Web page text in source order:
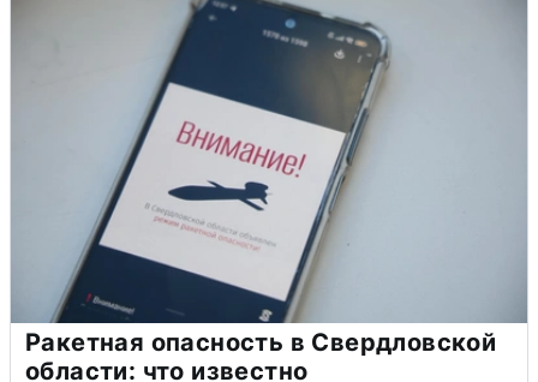
Ракетная опасность в Свердловской
области: что известно